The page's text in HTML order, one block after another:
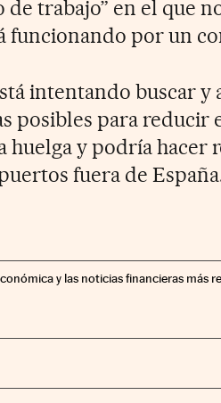
trabajo” en el que
funcionando por un
intentando buscar y
posibles para reducir
huelga y podría hacer
fuera de
y las noticias financieras más